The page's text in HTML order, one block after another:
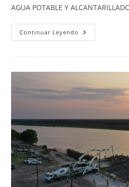
AGUA POTABLE Y
Continuar Leyendo